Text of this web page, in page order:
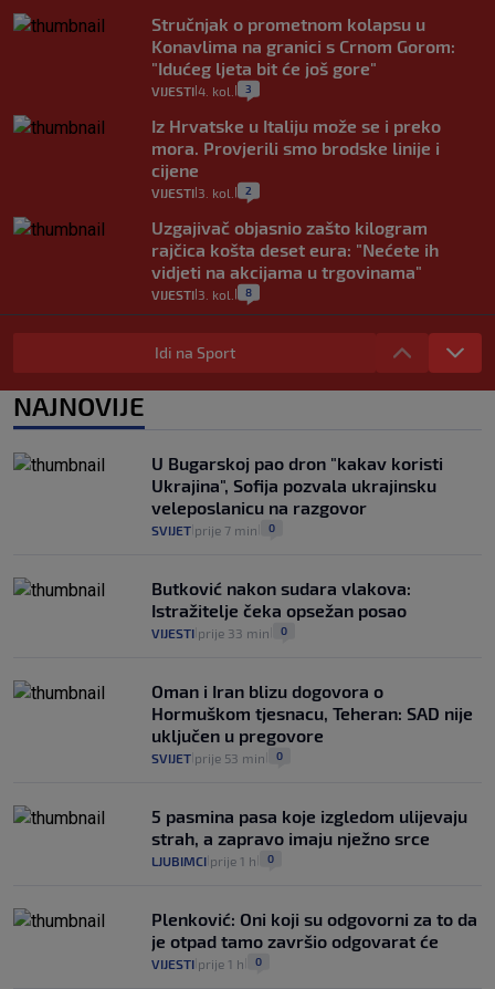
Stručnjak o prometnom kolapsu u
Konavlima na granici s Crnom Gorom:
"Idućeg ljeta bit će još gore"
VIJESTI 4. kol. 3
Iz Hrvatske u Italiju može se i preko
mora. Provjerili smo brodske linije i
cijene
VIJESTI 3. kol. 2
Uzgajivač objasnio zašto kilogram
rajčica košta deset eura: "Nećete ih
vidjeti na akcijama u trgovinama"
VIJESTI 3. kol. 8
Selidba je jedno od stresnijih iskustava.
Evo aktualnih cijena i nekoliko savjeta
VIJESTI 2. kol. 0
koliko iz Osijeka
VIJESTI 2. kol. 14
Idi na Sport
NAJNOVIJE
U Bugarskoj pao dron "kakav koristi
Ukrajina", Sofija pozvala ukrajinsku
veleposlanicu na razgovor
SVIJET prije 7 min 0
Butković nakon sudara vlakova:
Istražitelje čeka opsežan posao
VIJESTI prije 33 min 0
Oman i Iran blizu dogovora o
Hormuškom tjesnacu, Teheran: SAD nije
uključen u pregovore
SVIJET prije 53 min 0
5 pasmina pasa koje izgledom ulijevaju
strah, a zapravo imaju nježno srce
LJUBIMCI prije 1 h 0
Plenković: Oni koji su odgovorni za to da
je otpad tamo završio odgovarat će
VIJESTI prije 1 h 0